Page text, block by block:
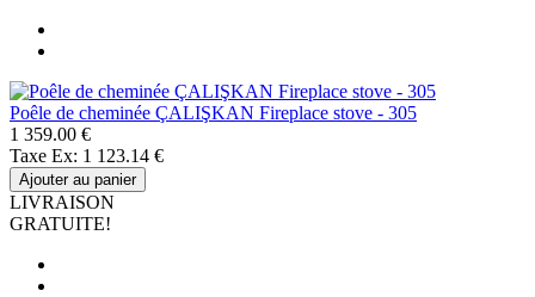
Poêle de cheminée ÇALIŞKAN Fireplace stove - 305
1 359.00 €
Taxe Ex: 1 123.14 €
Ajouter au panier
LIVRAISON
GRATUITE!